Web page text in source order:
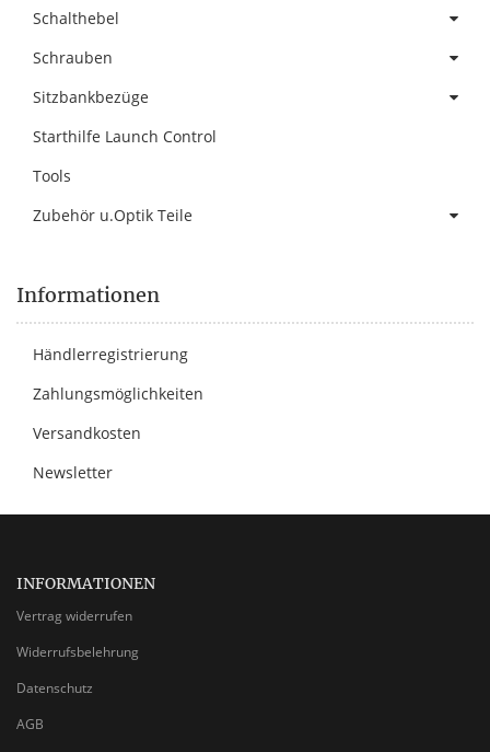
Schalthebel
Schrauben
Sitzbankbezüge
Starthilfe Launch Control
Tools
Zubehör u.Optik Teile
Informationen
Händlerregistrierung
Zahlungsmöglichkeiten
Versandkosten
Newsletter
INFORMATIONEN
Vertrag widerrufen
Widerrufsbelehrung
Datenschutz
AGB